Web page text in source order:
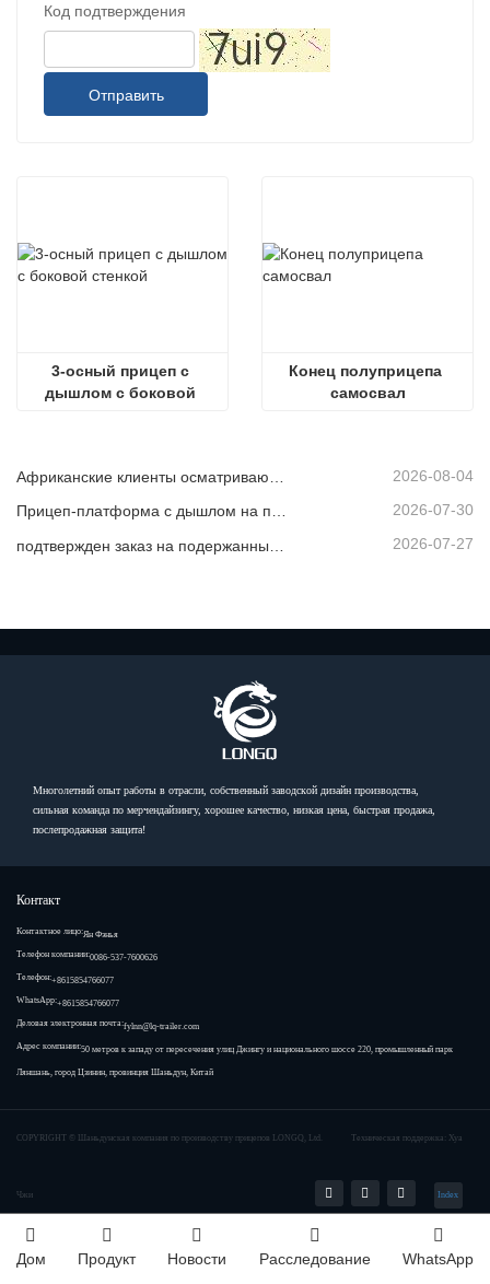
Код подтверждения
Отправить
3-осный прицеп с
дышлом с боковой
Конец полуприцепа
самосвал
2026-08-04
Прицеп-платформа с дышлом на продажу 2026-07-30
2026-07-27
Контакт
Контактное лицо:Ян Фэнья
Телефон компании:0086-537-7600626
Телефон:+8615854766077
WhatsApp:+8615854766077
Деловая электронная почта:fylnn@lq-trailer.com
Адрес компании:50 метров к западу от пересечения улиц Джингу и национального шоссе 220, промышленный парк
Ляншань, город Цзинин, провинция Шаньдун, Китай
Многолетний опыт работы в отрасли, собственный заводской дизайн производства,
сильная команда по мерчендайзингу, хорошее качество, низкая цена, быстрая продажа,
послепродажная защита!
COPYRIGHT © Шаньдунская компания по производству прицепов LONGQ, Ltd. Техническая поддержка: Хуа
Чжи Index
Дом Продукт Новости Расследование WhatsApp